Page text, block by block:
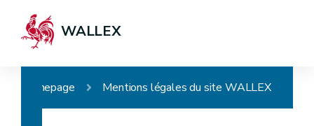
WALLEX
Homepage Mentions légales du site WALLEX